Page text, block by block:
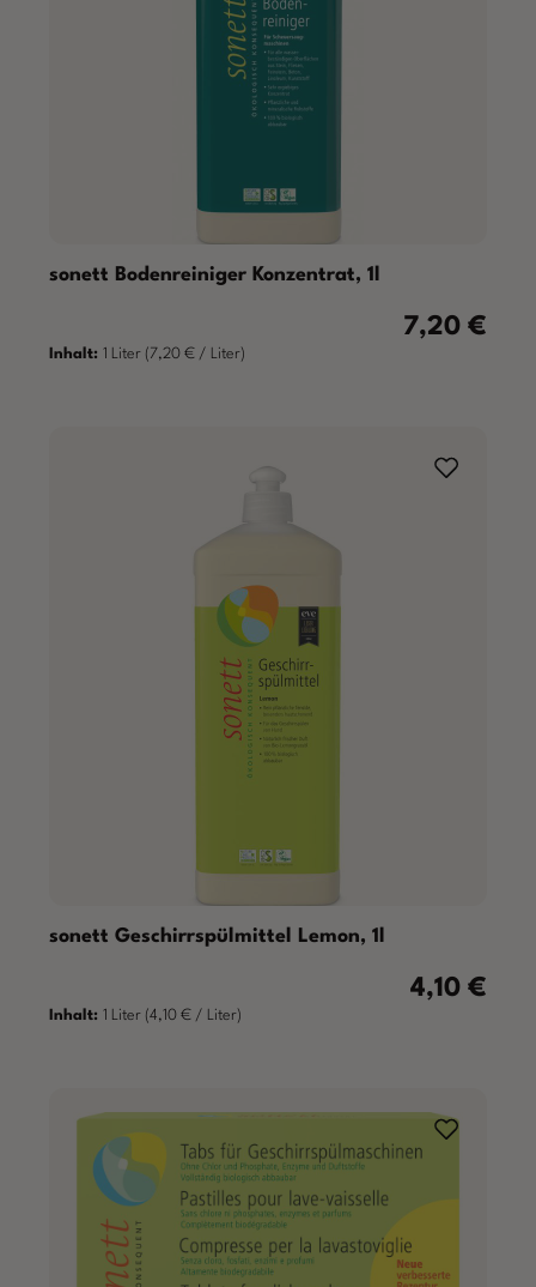
sonett Bodenreiniger Konzentrat, 1l
Regulärer
7,20 €
Inhalt: 1 Liter (7,20 € / Liter)
sonett Geschirrspülmittel Lemon, 1l
Regulärer
4,10 €
Inhalt: 1 Liter (4,10 € / Liter)